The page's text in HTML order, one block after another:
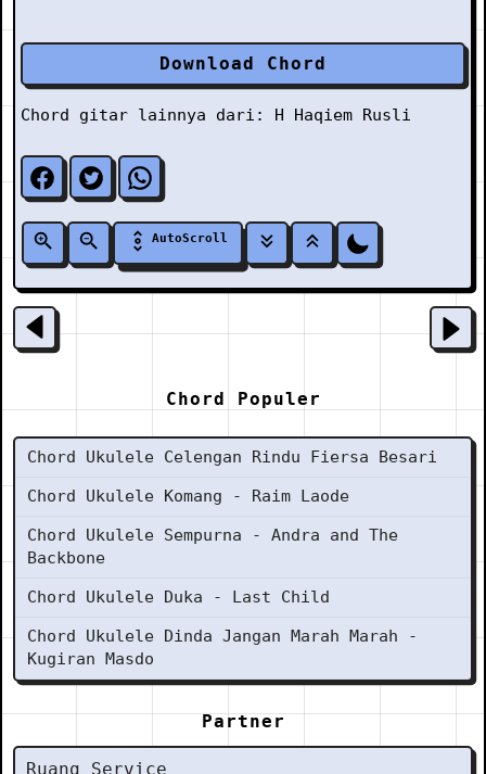
Download Chord
Chord gitar lainnya dari: H Haqiem Rusli
AutoScroll
Chord Populer
Chord Ukulele Celengan Rindu Fiersa Besari
Chord Ukulele Komang - Raim Laode
Chord Ukulele Sempurna - Andra and The
Backbone
Chord Ukulele Duka - Last Child
Chord Ukulele Dinda Jangan Marah Marah -
Kugiran Masdo
Partner
Ruang Service